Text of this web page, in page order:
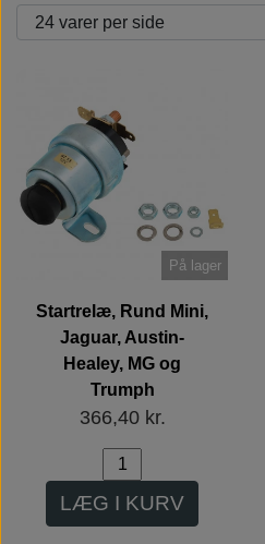
På lager
Startrelæ, Rund Mini,
Jaguar, Austin-
Healey, MG og
Trumph
366,40 kr.
LÆG I KURV